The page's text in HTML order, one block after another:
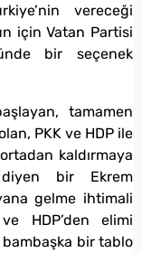
vereceği
için Vatan Partisi
bir seçenek
tamamen
PKK ve HDP ile
kaldırmaya
diyen bir Ekrem
gelme ihtimali
HDP’den elimi
bambaşka bir tablo